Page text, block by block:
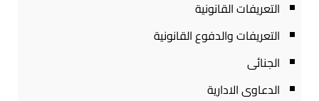
التعريفات القانونية
التعريفات والدفوع القانونية
الجنائى
الدعاوى الادارية